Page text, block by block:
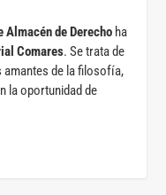
de Derecho ha
Comares. Se trata de
amantes de la filosofía,
la oportunidad de